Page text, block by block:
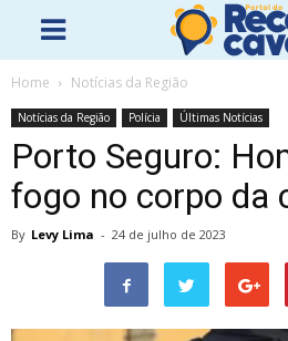
Home Notícias da Região
Notícias da Região Polícia Últimas Notícias
Porto Seguro:
fogo no corpo da
By Levy Lima - 24 de julho de 2023